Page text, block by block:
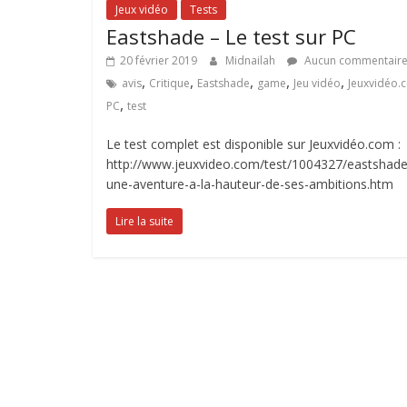
Jeux vidéo Tests
Eastshade – Le test sur PC
20 février 2019 Midnailah
Aucun commentaire
avis, Critique, Eastshade, game, Jeu vidéo,
PC, test
Le test complet est disponible sur Jeuxvidéo.com :
http://www.jeuxvideo.com/test/1004327/
une-aventure-a-la-hauteur-de-ses-ambitions.htm
Lire la suite